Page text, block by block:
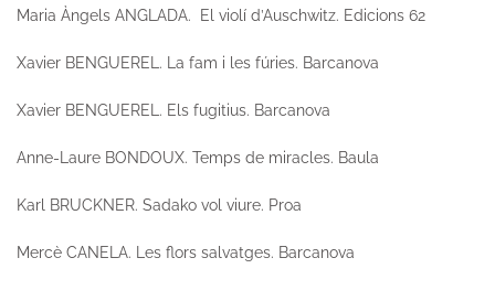
Maria Àngels ANGLADA. El violí d’Auschwitz. Edicions 62
Xavier BENGUEREL. La fam i les fúries. Barcanova
Xavier BENGUEREL. Els fugitius. Barcanova
Anne-Laure BONDOUX. Temps de miracles. Baula
Karl BRUCKNER. Sadako vol viure. Proa
Mercè CANELA. Les flors salvatges. Barcanova